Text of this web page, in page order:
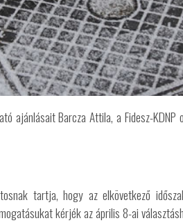
ajánlásait Barcza Attila, a Fidesz-
tartja, hogy az elkövetkező
kérjék az április 8-ai